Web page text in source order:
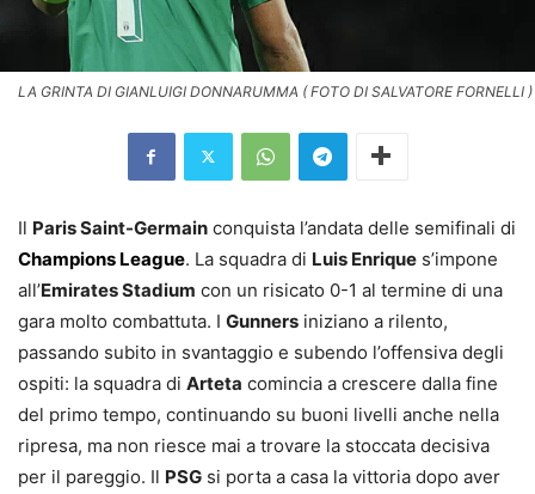
LA GRINTA DI GIANLUIGI DONNARUMMA ( FOTO DI SALVATORE FORNELLI )
Il Paris Saint-Germain conquista l’andata delle semifinali di
Champions League. La squadra di Luis Enrique s’impone
all’Emirates Stadium con un risicato 0-1 al termine di una
gara molto combattuta. I Gunners iniziano a rilento,
passando subito in svantaggio e subendo l’offensiva degli
ospiti: la squadra di Arteta comincia a crescere dalla fine
del primo tempo, continuando su buoni livelli anche nella
ripresa, ma non riesce mai a trovare la stoccata decisiva
per il pareggio. Il PSG si porta a casa la vittoria dopo aver